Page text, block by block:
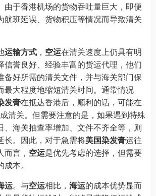
由于香港机场的货物吞吐量巨大，即便
航班延误、货物积压等情况而导致清关
运输方式 ， 空运在清关速度上仍具有明
信誉良好、经验丰富的货运代理，他们
备好所需的清关文件，并与海关部门保
最大程度地缩短清关时间。通常情况
发膏在抵达香港后，顺利的话，可能在
清关。但需要注意的是，如果遇到特殊
、海关抽查率增加、文件不齐全等，则
长。因此，对于急需将美国染发膏运往
言， 空运是优先考虑的选择，但需要
本。
运。与空运相比， 海运的成本优势显而